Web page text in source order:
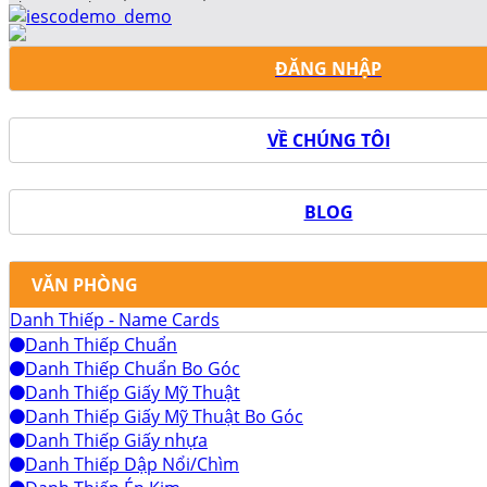
ĐĂNG NHẬP
VỀ CHÚNG TÔI
BLOG
VĂN PHÒNG
Danh Thiếp - Name Cards
Danh Thiếp Chuẩn
Danh Thiếp Chuẩn Bo Góc
Danh Thiếp Giấy Mỹ Thuật
Danh Thiếp Giấy Mỹ Thuật Bo Góc
Danh Thiếp Giấy nhựa
Danh Thiếp Dập Nổi/Chìm